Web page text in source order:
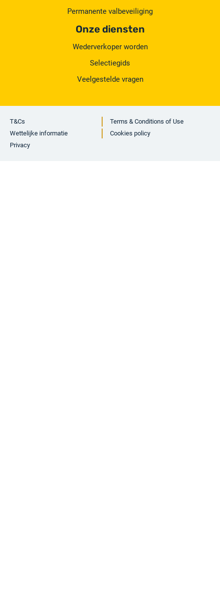
Permanente valbeveiliging
Onze diensten
Wederverkoper worden
Selectiegids
Veelgestelde vragen
T&Cs
Terms & Conditions of Use
Wettelijke informatie
Cookies policy
Privacy